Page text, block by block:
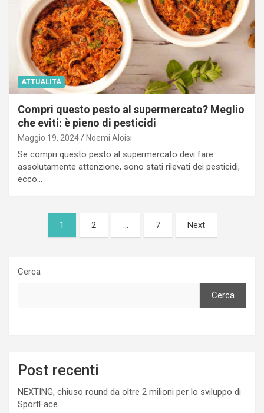
ATTUALITÀ
Compri questo pesto al supermercato? Meglio
che eviti: è pieno di pesticidi
Maggio 19, 2024 Noemi Aloisi
Se compri questo pesto al supermercato devi fare
assolutamente attenzione, sono stati rilevati dei pesticidi,
ecco…
Paginazione
1 2 … 7 Next
Cerca
Cerca
Post recenti
NEXTING, chiuso round da oltre 2 milioni per lo sviluppo di
SportFace